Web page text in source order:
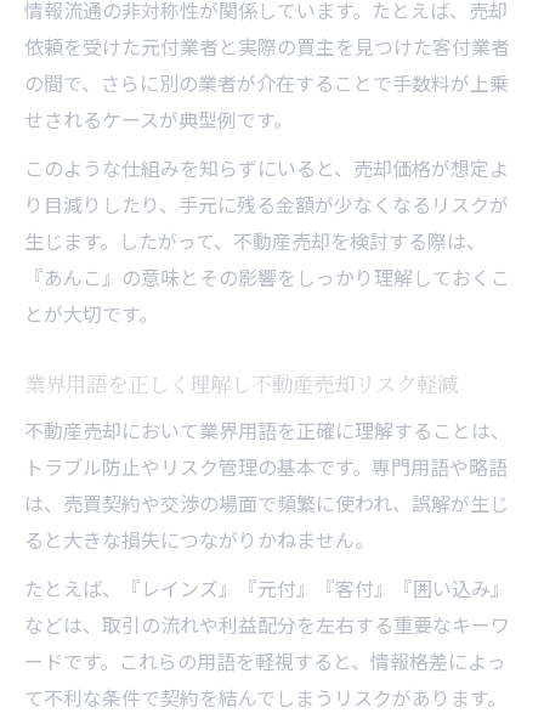
情報流通の非対称性が関係しています。たとえば、売却
依頼を受けた元付業者と実際の買主を見つけた客付業者
の間で、さらに別の業者が介在することで手数料が上乗
せされるケースが典型例です。
このような仕組みを知らずにいると、売却価格が想定よ
り目減りしたり、手元に残る金額が少なくなるリスクが
生じます。したがって、不動産売却を検討する際は、
『あんこ』の意味とその影響をしっかり理解しておくこ
とが大切です。
業界用語を正しく理解し不動産売却リスク軽減
不動産売却において業界用語を正確に理解することは、
トラブル防止やリスク管理の基本です。専門用語や略語
は、売買契約や交渉の場面で頻繁に使われ、誤解が生じ
ると大きな損失につながりかねません。
たとえば、『レインズ』『元付』『客付』『囲い込み』
などは、取引の流れや利益配分を左右する重要なキーワ
ードです。これらの用語を軽視すると、情報格差によっ
て不利な条件で契約を結んでしまうリスクがあります。